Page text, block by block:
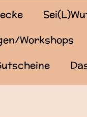
Workshops